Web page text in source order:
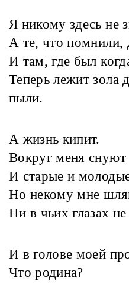
Я никому здесь не
А те, что помнили,
И там, где был
Теперь лежит зола
пыли.
А жизнь кипит.
Вокруг меня снуют
И старые и
Но некому мне
Ни в чьих глазах
И в голове моей
Что родина?